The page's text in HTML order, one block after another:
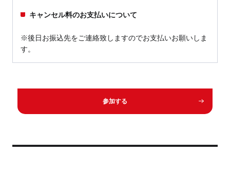
キャンセル料のお支払いについて
※後日お振込先をご連絡致しますのでお支払いお願いしま
す。
参加する